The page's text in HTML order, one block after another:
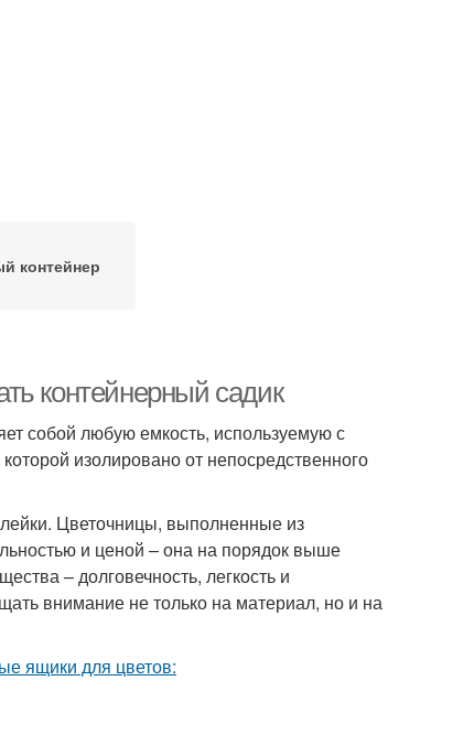
контейнер
контейнерный садик
собой любую емкость, используемую с
изолировано от непосредственного
Цветочницы, выполненные из
и ценой – она на порядок выше
– долговечность, легкость и
внимание не только на материал, но и на